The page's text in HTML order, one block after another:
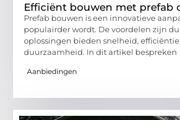
Efficiënt bouwen met prefab
Prefab bouwen is een innovatieve
populairder wordt. De voordelen zijn
oplossingen bieden snelheid,
duurzaamheid. In dit artikel bespreken
Aanbiedingen